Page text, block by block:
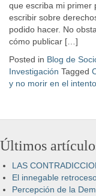
que escriba mi primer
escribir sobre
podido hacer. No
cómo publicar […]
Posted in Blog de
Investigación Tagged
y no morir en el intento
Últimos
LAS
El innegable
Percepción de la